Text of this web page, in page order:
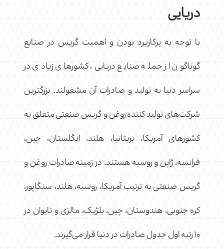
دریایی
با توجه به پرکاربرد بودن و اهمیت گریس در صنایع
گوناگون از جمله صنایع دریایی، کشورهای زیادی در
سراسر دنیا به تولید و صادرات آن مشغولند. بزرگترین
شرکت‌های تولید کننده روغن و گریس صنعتی متعلق به
کشورهای آمریکا، بریتانیا، هلند، انگلستان، چین،
فرانسه، ژاپن و روسیه هستند. در زمینه صادرات روغن‌ و
گریس صنعتی به ترتیب آمریکا، روسیه، هلند، سنگاپور،
کره جنوبی، هندوستان، چین، بلژیک، مالزی و تایوان در
۱۰ رتبه اول جدول صادرات در دنیا قرار می‌گیرند.